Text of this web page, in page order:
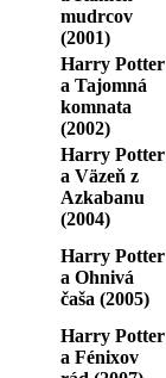
mudrcov
(2001)
Harry Potter
a Tajomná
komnata
(2002)
Harry Potter
a Väzeň z
Azkabanu
(2004)
Harry Potter
a Ohnivá
čaša (2005)
Harry Potter
a Fénixov